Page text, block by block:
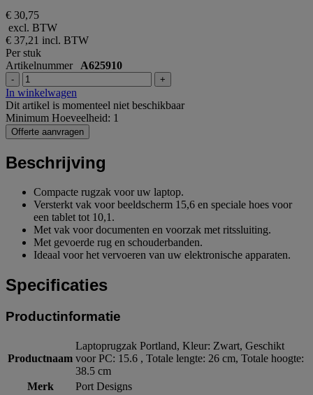
€ 30,75
excl. BTW
€ 37,21 incl. BTW
Per stuk
Artikelnummer A625910
- +
In winkelwagen
Dit artikel is momenteel niet beschikbaar
Minimum Hoeveelheid: 1
Offerte aanvragen
Beschrijving
Compacte rugzak voor uw laptop.
Versterkt vak voor beeldscherm 15,6 en speciale hoes voor
een tablet tot 10,1.
Met vak voor documenten en voorzak met ritssluiting.
Met gevoerde rug en schouderbanden.
Ideaal voor het vervoeren van uw elektronische apparaten.
Specificaties
Productinformatie
Productnaam
Laptoprugzak Portland, Kleur: Zwart, Geschikt
voor PC: 15.6 , Totale lengte: 26 cm, Totale hoogte:
38.5 cm
Merk
Port Designs